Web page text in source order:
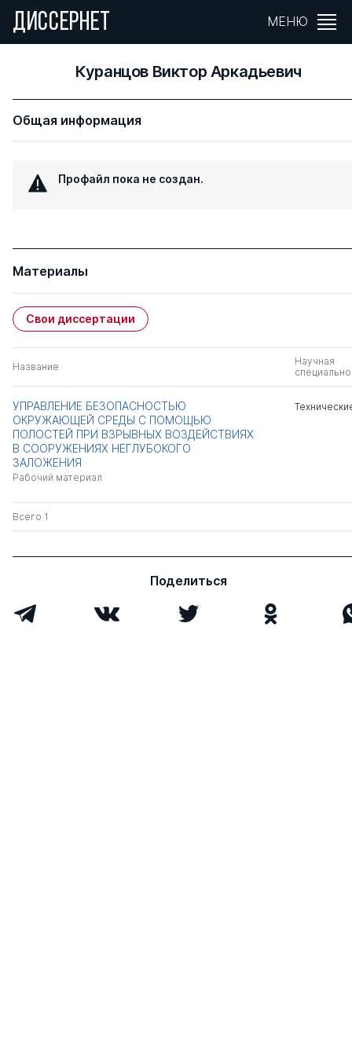
ДИССЕРНЕТ МЕНЮ
Куранцов Виктор Аркадьевич
Общая информация
Профайл пока не создан.
Материалы
Свои диссертации
Название
Научная
УПРАВЛЕНИЕ БЕЗОПАСНОСТЬЮ
ОКРУЖАЮЩЕЙ СРЕДЫ С ПОМОЩЬЮ
ПОЛОСТЕЙ ПРИ ВЗРЫВНЫХ ВОЗДЕЙСТВИЯХ
В СООРУЖЕНИЯХ НЕГЛУБОКОГО
ЗАЛОЖЕНИЯ
Рабочий материал
Всего 1
Поделиться